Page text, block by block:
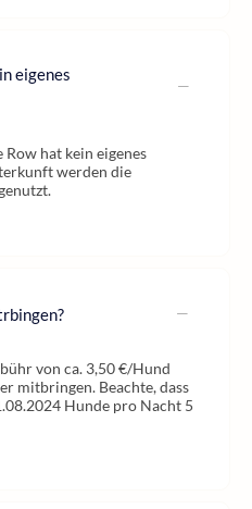
eigenes
Row hat kein eigenes
werden die
von ca. 3,50 €/Hund
mitbringen. Beachte, dass
Hunde pro Nacht 5